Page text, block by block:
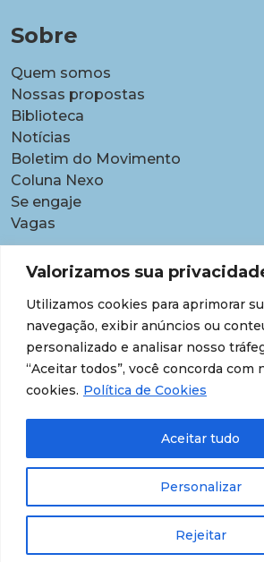
Valorizamos sua
Utilizamos cookies para aprimorar
navegação, exibir anúncios ou
personalizado e analisar nosso
“Aceitar todos”, você concorda com
cookies. Política de Cookies
Personalizar
Rejeitar
Aceitar tudo
Sobre
Quem somos
Nossas propostas
Biblioteca
Notícias
Boletim do Movimento
Coluna Nexo
Se engaje
Vagas
Pautas
Carreiras
Contratações temporárias
Equidade étnico-racial
Equidade para Mulheres
Gestão de desempenho e
Transparência de dados sobre